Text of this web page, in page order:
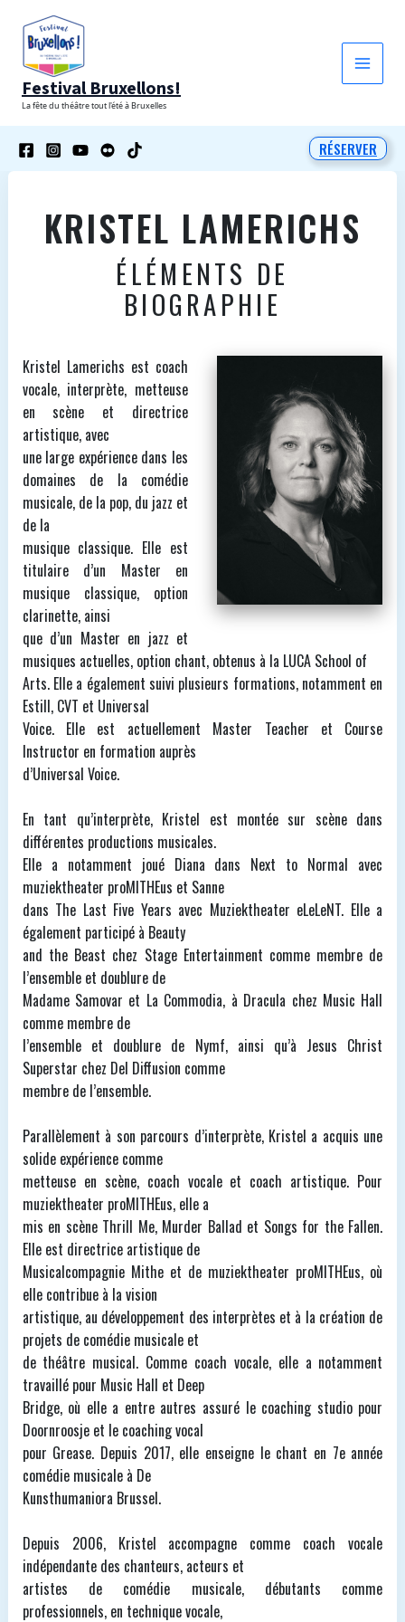
contenu
Festival Bruxellons!
La fête du théâtre tout l'été à Bruxelles
RÉSERVER
KRISTEL LAMERICHS
ÉLÉMENTS DE
BIOGRAPHIE
Kristel Lamerichs est coach
vocale, interprète, metteuse
en scène et directrice
artistique, avec
une large expérience dans les
domaines de la comédie
musicale, de la pop, du jazz et
de la
musique classique. Elle est
titulaire d’un Master en
musique classique, option
clarinette, ainsi
que d’un Master en jazz et
musiques actuelles, option chant, obtenus à la LUCA School of
Arts. Elle a également suivi plusieurs formations, notamment en
Estill, CVT et Universal
Voice. Elle est actuellement Master Teacher et Course
Instructor en formation auprès
d’Universal Voice.
En tant qu’interprète, Kristel est montée sur scène dans
différentes productions musicales.
Elle a notamment joué Diana dans Next to Normal avec
muziektheater proMITHEus et Sanne
dans The Last Five Years avec Muziektheater eLeLeNT. Elle a
également participé à Beauty
and the Beast chez Stage Entertainment comme membre de
l’ensemble et doublure de
Madame Samovar et La Commodia, à Dracula chez Music Hall
comme membre de
l’ensemble et doublure de Nymf, ainsi qu’à Jesus Christ
Superstar chez Del Diffusion comme
membre de l’ensemble.
Parallèlement à son parcours d’interprète, Kristel a acquis une
solide expérience comme
metteuse en scène, coach vocale et coach artistique. Pour
muziektheater proMITHEus, elle a
mis en scène Thrill Me, Murder Ballad et Songs for the Fallen.
Elle est directrice artistique de
Musicalcompagnie Mithe et de muziektheater proMITHEus, où
elle contribue à la vision
artistique, au développement des interprètes et à la création de
projets de comédie musicale et
de théâtre musical. Comme coach vocale, elle a notamment
travaillé pour Music Hall et Deep
Bridge, où elle a entre autres assuré le coaching studio pour
Doornroosje et le coaching vocal
pour Grease. Depuis 2017, elle enseigne le chant en 7e année
comédie musicale à De
Kunsthumaniora Brussel.
Depuis 2006, Kristel accompagne comme coach vocale
indépendante des chanteurs, acteurs et
artistes de comédie musicale, débutants comme
professionnels, en technique vocale,